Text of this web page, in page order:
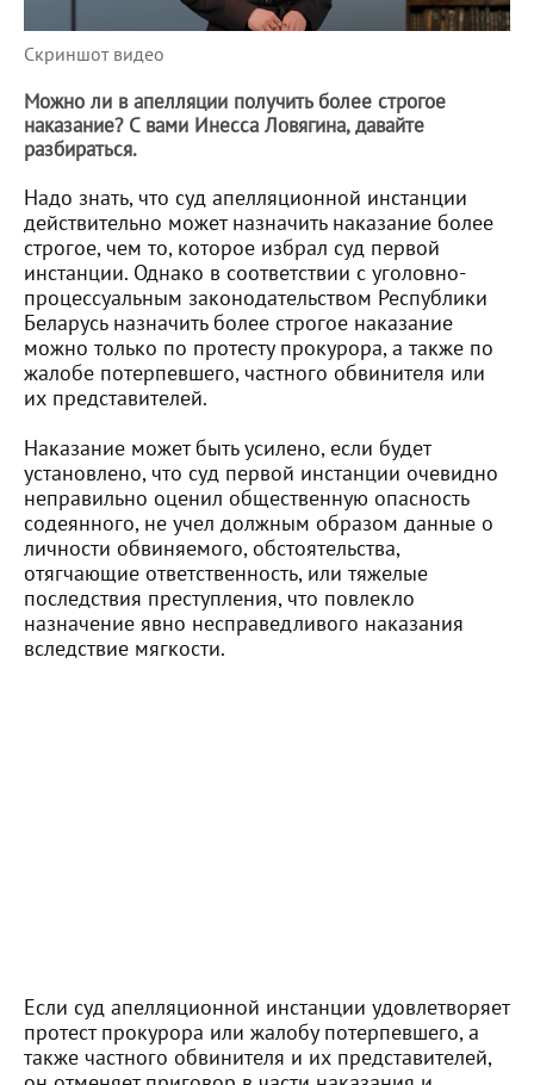
Скриншот видео
Можно ли в апелляции получить более строгое
наказание? С вами Инесса Ловягина, давайте
разбираться.
Надо знать, что суд апелляционной инстанции
действительно может назначить наказание более
строгое, чем то, которое избрал суд первой
инстанции. Однако в соответствии с уголовно-
процессуальным законодательством Республики
Беларусь назначить более строгое наказание
можно только по протесту прокурора, а также по
жалобе потерпевшего, частного обвинителя или
их представителей.
Наказание может быть усилено, если будет
установлено, что суд первой инстанции очевидно
неправильно оценил общественную опасность
содеянного, не учел должным образом данные о
личности обвиняемого, обстоятельства,
отягчающие ответственность, или тяжелые
последствия преступления, что повлекло
назначение явно несправедливого наказания
вследствие мягкости.
Если суд апелляционной инстанции удовлетворяет
протест прокурора или жалобу потерпевшего, а
также частного обвинителя и их представителей,